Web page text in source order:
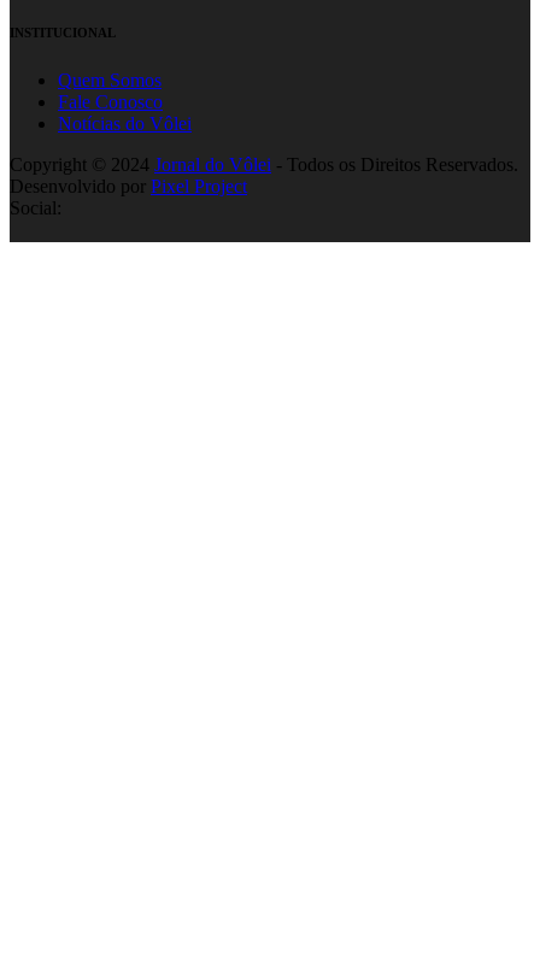
INSTITUCIONAL
Quem Somos
Fale Conosco
Notícias do Vôlei
Copyright © 2024 Jornal do Vôlei - Todos os Direitos Reservados.
Desenvolvido por Pixel Project
Social: